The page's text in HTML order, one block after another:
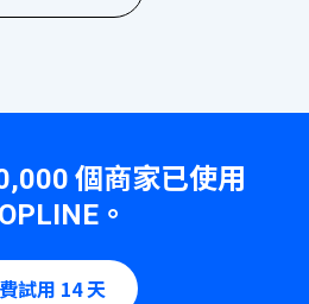
，提供更流暢購物體驗，提高
更方便地管理網店。”
個商家已使用
。
試用 14 天